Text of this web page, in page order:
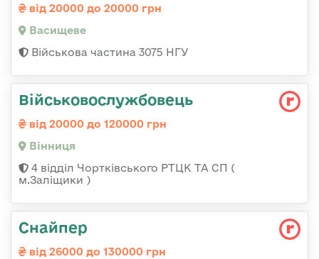
від 20000 до 20000 грн
Васищеве
Військова частина 3075 НГУ
Військовослужбовець
від 20000 до 120000 грн
Вінниця
4 відділ Чортківського РТЦК ТА СП (
м.Заліщики )
Снайпер
від 26000 до 130000 грн